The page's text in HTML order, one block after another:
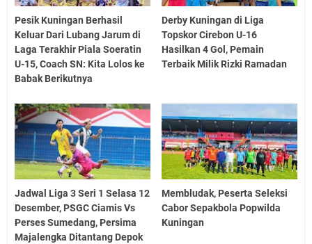
Pesik Kuningan Berhasil
Keluar Dari Lubang Jarum di
Laga Terakhir Piala Soeratin
U-15, Coach SN: Kita Lolos ke
Babak Berikutnya
Derby Kuningan di Liga
Topskor Cirebon U-16
Hasilkan 4 Gol, Pemain
Terbaik Milik Rizki Ramadan
Jadwal Liga 3 Seri 1 Selasa 12
Desember, PSGC Ciamis Vs
Perses Sumedang, Persima
Majalengka Ditantang Depok
Membludak, Peserta Seleksi
Cabor Sepakbola Popwilda
Kuningan